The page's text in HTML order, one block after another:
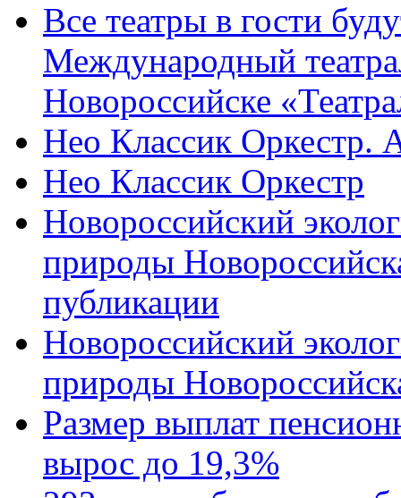
Все театры в гости
Международный
Новороссийске
Нео Классик Оркестр.
Нео Классик Оркестр
Новороссийский
природы
публикации
Новороссийский
природы
Размер выплат
вырос до 19,3%